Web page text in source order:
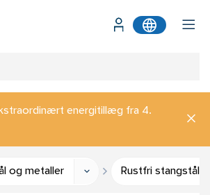
energitillæg fra 4.
og metaller Rustfri stangstål